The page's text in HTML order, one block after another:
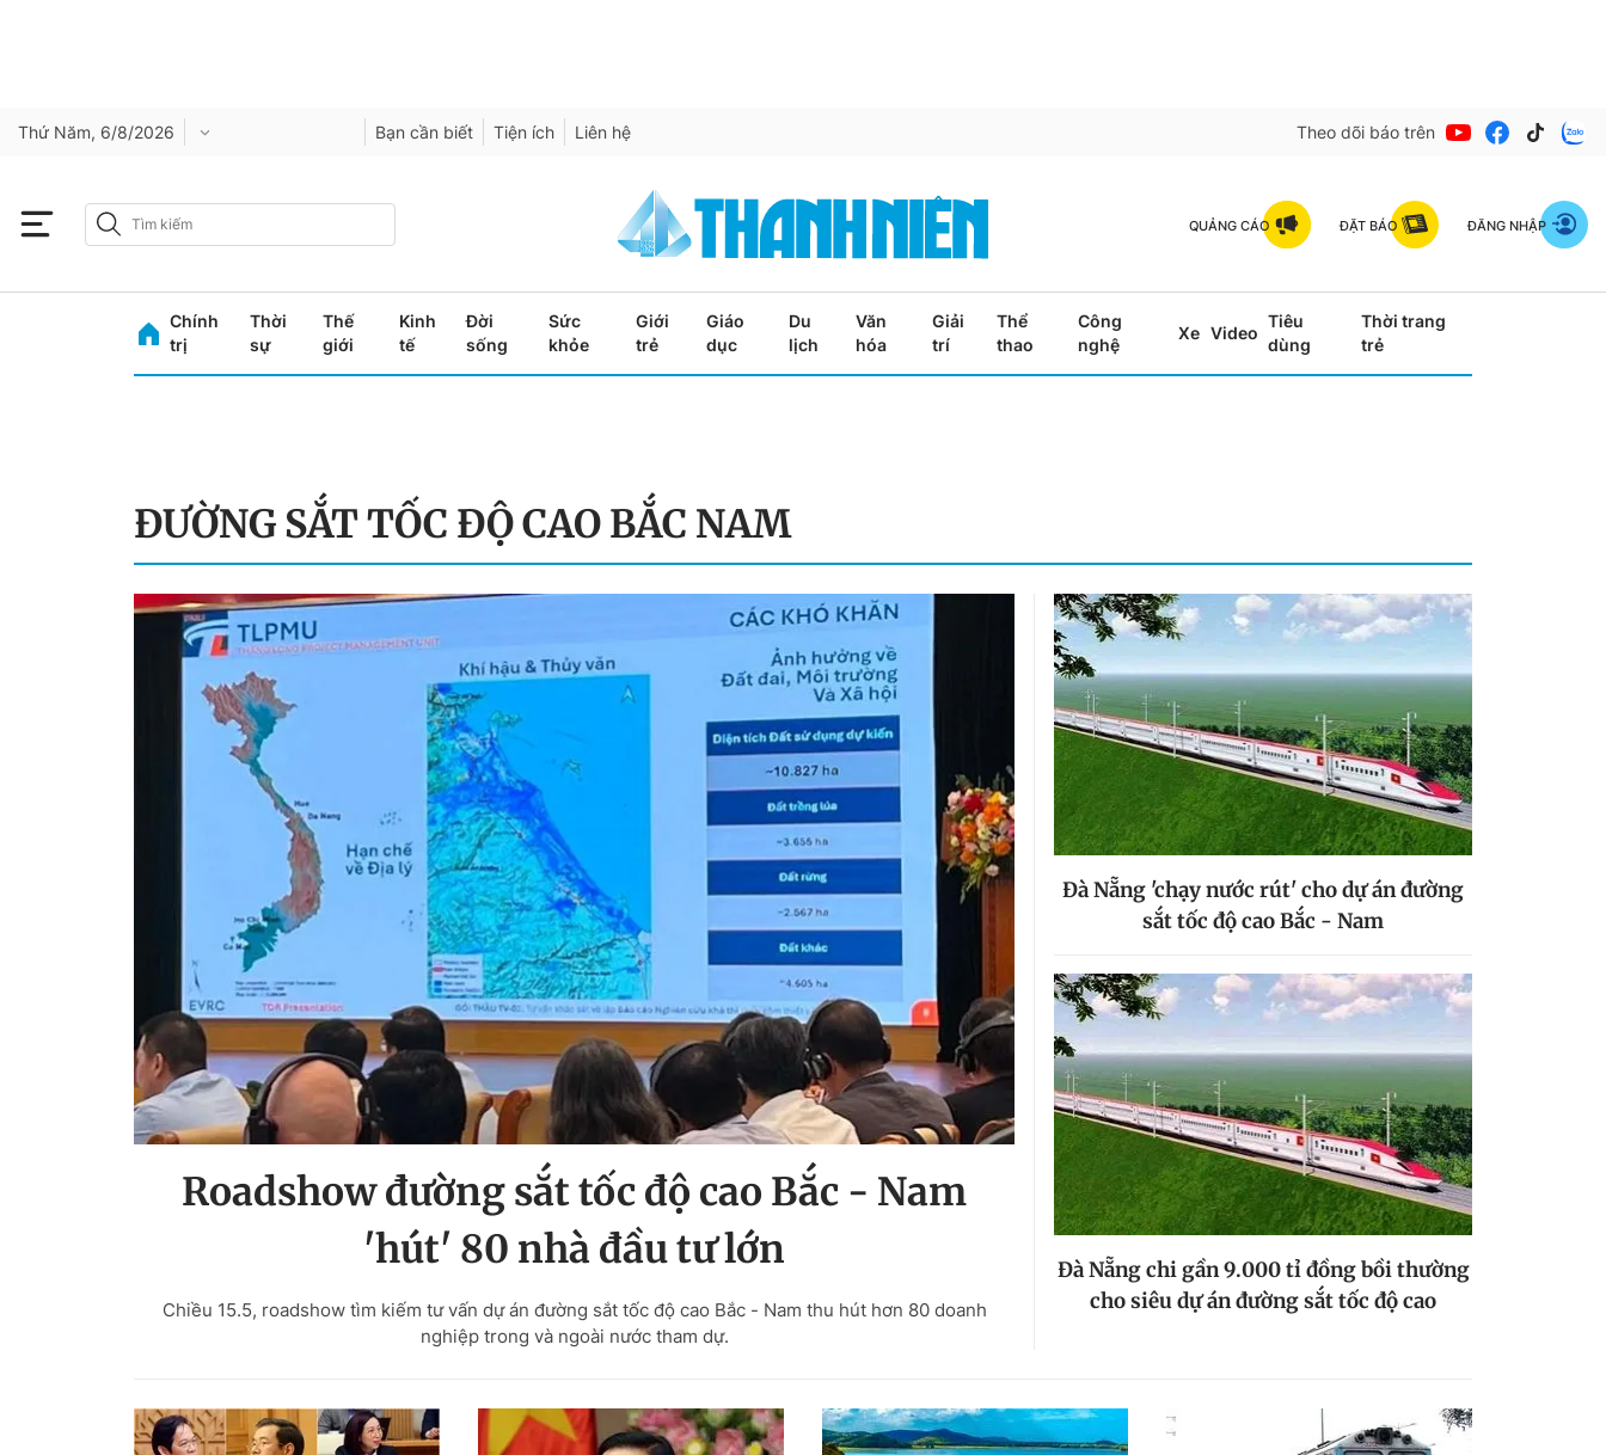
Thứ Năm, 6/8/2026 Bạn cần biết Tiện ích Liên hệ Theo dõi báo trên
QUẢNG CÁO ĐẶT BÁO ĐĂNG NHẬP
Chính
trị
Thời
sự
Thế
giới
Kinh
tế
Đời
sống
Sức
khỏe
Giới
trẻ
Giáo
dục
Du
lịch
Văn
hóa
Giải
trí
Thể
thao
Công
nghệ
Xe Video
Tiêu
dùng
Thời trang
trẻ
ĐƯỜNG SẮT TỐC ĐỘ CAO BẮC NAM
Roadshow đường sắt tốc độ cao Bắc - Nam
'hút' 80 nhà đầu tư lớn
Chiều 15.5, roadshow tìm kiếm tư vấn dự án đường sắt tốc độ cao Bắc - Nam thu hút hơn 80 doanh
nghiệp trong và ngoài nước tham dự.
Đà Nẵng 'chạy nước rút' cho dự án đường
sắt tốc độ cao Bắc - Nam
Đà Nẵng chi gần 9.000 tỉ đồng bồi thường
cho siêu dự án đường sắt tốc độ cao